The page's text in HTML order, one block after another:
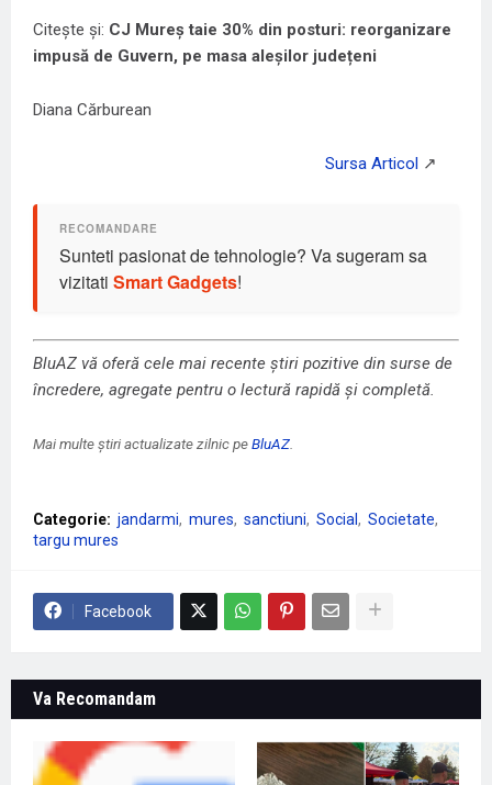
Citește și: CJ Mureș taie 30% din posturi: reorganizare
impusă de Guvern, pe masa aleșilor județeni
Diana Cărburean
Sunteti pasionat de tehnologie? Va sugeram sa
vizitati Smart Gadgets!
BluAZ vă oferă cele mai recente știri pozitive din surse de
încredere, agregate pentru o lectură rapidă și completă.
Mai multe știri actualizate zilnic peBluAZ
Categorie: jandarmi mures sanctiuni Social
Societate
targu mures
Facebook
Va Recomandam